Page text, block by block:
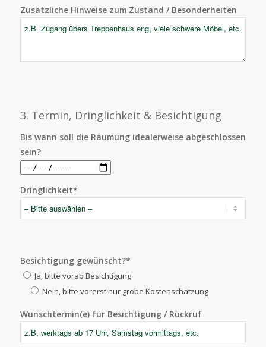
Zusätzliche Hinweise zum Zustand / Besonderheiten
3. Termin, Dringlichkeit & Besichtigung
Bis wann soll die Räumung idealerweise abgeschlossen
sein?
Dringlichkeit*
Besichtigung gewünscht?*
Ja, bitte vorab Besichtigung
Nein, bitte vorerst nur grobe Kostenschätzung
Wunschtermin(e) für Besichtigung / Rückruf